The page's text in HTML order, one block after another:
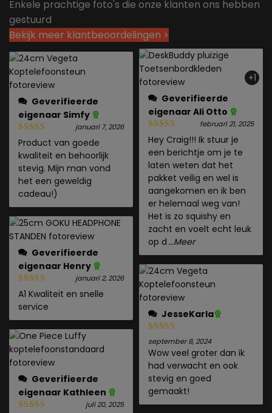
Enkele prachtige foto's die onze klanten ons hebben
gestuurd
Bekijk meer klantbeoordelingen >
Geverifieerde
eigenaar Simfy
januari 7, 2026
Product van goede
kwaliteit en behoorlijk
stevig. Mijn man vond
het een geweldig
cadeau!)
Geverifieerde
eigenaar Henry
januari 2, 2026
A1 Kwaliteit en snelle
service
Geverifieerde
eigenaar Kathleen
juli 20, 2025
+1
Geverifieerde
eigenaar Ali Otto
februari 21, 2025
Hey Craig!!! Ik stuur je
een berichtje om je te
laten weten dat het
pakket veilig en wel is
aangekomen en ik ben
er helemaal weg van!
Het is zo squishy en
zacht en voelt echt leuk
op d ...Meer
JesseKarla
september 8, 2024
Wow veel groter dan ik
had verwacht en ook
stevig en goed
gemaakt!